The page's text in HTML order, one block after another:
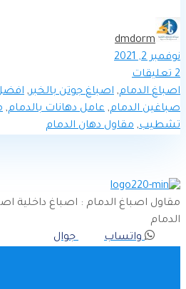
dmdorm
نوفمبر 2, 2021
2تعليقات
اصباغ الدمام, اصباغ جوتن بالخبر,
صباغين الدمام, عامل دهانات بالدمام,
تشطيب, مقاول دهان الدمام
مقاول اصباغ الدمام : اصباغ داخلية
الدمام
واتساب
جوال